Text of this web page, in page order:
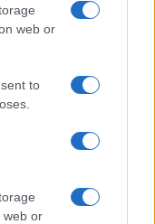
web or
to
web or